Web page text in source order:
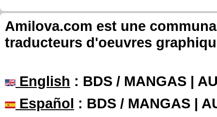
Amilova.com est une
traducteurs d'oeuvres
English : BDS / MANGAS |
Español : BDS / MANGAS |